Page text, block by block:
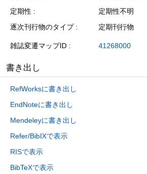
定期性
定期性不明
逐次刊行物のタイプ
定期刊行物
雑誌変遷マップID 41268000
書き出し
RefWorksに書き出し
EndNoteに書き出し
Mendeleyに書き出し
Refer/BibIXで表示
RISで表示
BibTeXで表示